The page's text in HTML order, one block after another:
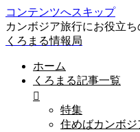
コンテンツへスキップ
カンボジア旅行にお役立ち
くろまる情報局
ホーム
くろまる記事一覧
特集
住めばカンボジ